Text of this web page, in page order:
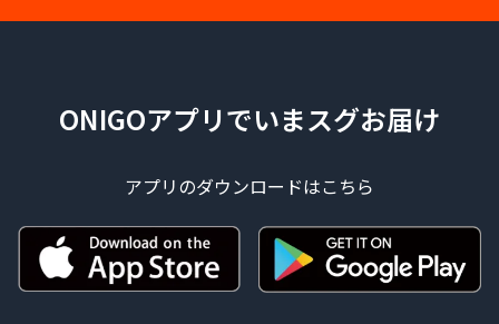
ONIGOアプリでいまスグお届け
アプリのダウンロードはこちら